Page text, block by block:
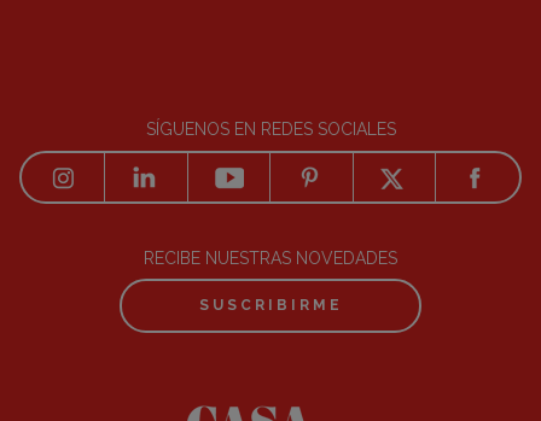
SÍGUENOS EN REDES SOCIALES
RECIBE NUESTRAS NOVEDADES
SUSCRIBIRME